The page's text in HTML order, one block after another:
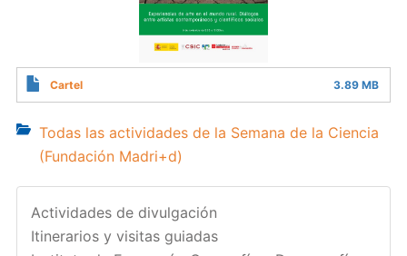
Cartel 3.89 MB
Todas las actividades de la Semana de la Ciencia
(Fundación Madri+d)
Actividades de divulgación
Itinerarios y visitas guiadas